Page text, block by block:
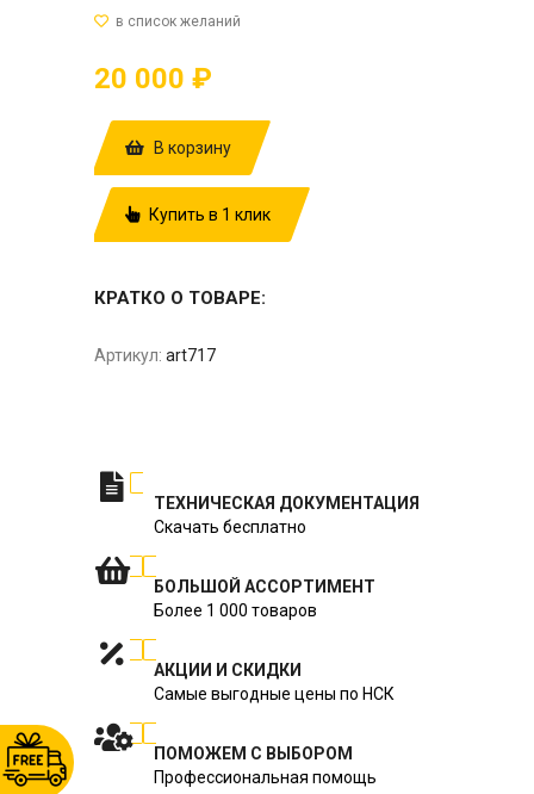
20 000 ₽
В корзину
Купить в 1 клик
КРАТКО О ТОВАРЕ:
Артикул: art717
ТЕХНИЧЕСКАЯ ДОКУМЕНТАЦИЯ
Скачать бесплатно
БОЛЬШОЙ АССОРТИМЕНТ
Более 1 000 товаров
АКЦИИ И СКИДКИ
Самые выгодные цены по НСК
ПОМОЖЕМ С ВЫБОРОМ
Профессиональная помощь